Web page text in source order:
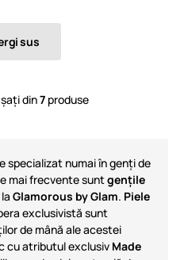
sus
din7 produse
specializat numai în genți de
mai frecvente suntgențile
Glamorous by Glam. Piele
exclusivistă sunt
de mână ale acestei
cu atributul exclusiv Made